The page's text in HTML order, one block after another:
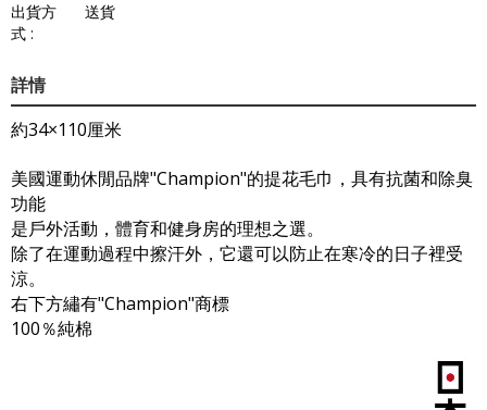
出貨方
式 :
送貨
詳情
約34×110厘米
美國運動休閒品牌"Champion"的提花毛巾，具有抗菌和除臭
功能
是戶外活動，體育和健身房的理想之選。
除了在運動過程中擦汗外，它還可以防止在寒冷的日子裡受
涼。
右下方繡有"Champion"商標
100％純棉